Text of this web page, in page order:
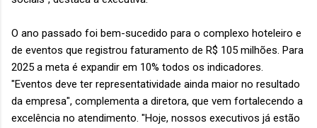
O ano passado foi bem-sucedido para o complexo hoteleiro e
de eventos que registrou faturamento de R$ 105 milhões. Para
2025 a meta é expandir em 10% todos os indicadores.
"Eventos deve ter representatividade ainda maior no resultado
da empresa", complementa a diretora, que vem fortalecendo a
excelência no atendimento. "Hoje, nossos executivos já estão